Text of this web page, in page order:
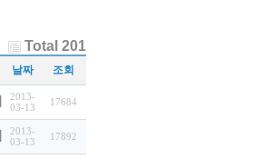
Total 201
날짜 조회
2013-
03-13
17684
2013-
03-13
17892